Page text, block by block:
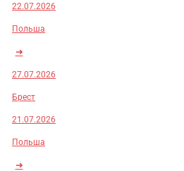
22.07.2026
Польша
➜
27.07.2026
Брест
21.07.2026
Польша
➜